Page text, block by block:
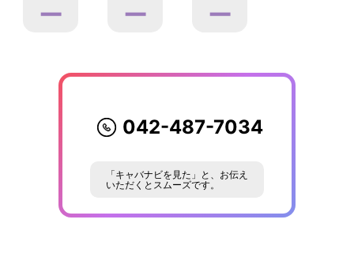
ー ー ー
042-487-7034
「キャバナビを見た」と、お伝え
いただくとスムーズです。